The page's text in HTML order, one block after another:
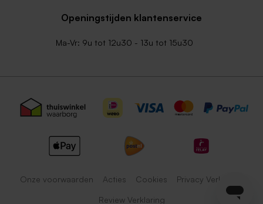
Openingstijden klantenservice
Ma-Vr: 9u tot 12u30 - 13u tot 15u30
Onze voorwaarden Acties Cookies Privacy Verklaring
Review Verklaring